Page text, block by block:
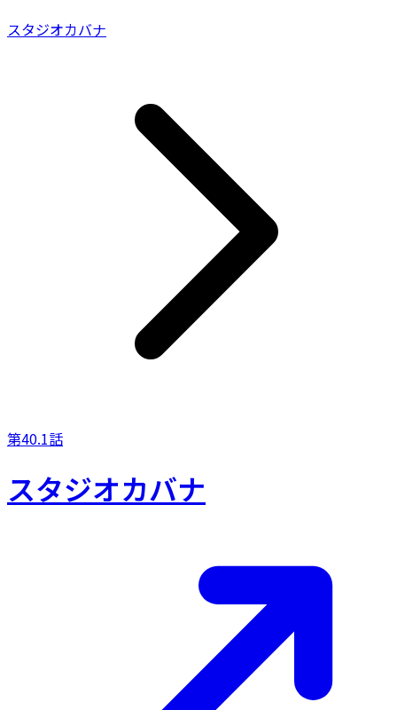
スタジオカバナ
第40.1話
スタジオカバナ